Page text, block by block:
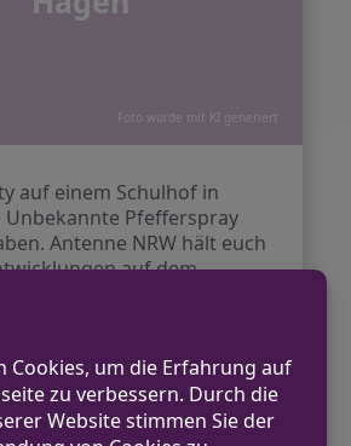
Foto wurde mit KI generiert
auf einem Schulhof in
Unbekannte Pfefferspray
Antenne NRW hält euch
auf dem